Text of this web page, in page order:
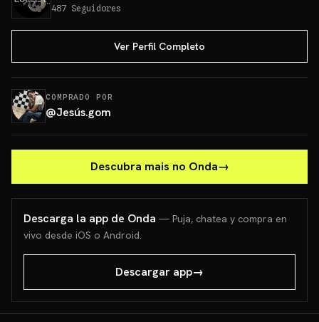
487 Seguidores
Ver Perfil Completo
COMPRADO POR
@Jesús.gom
Descubra mais no Onda→
Descarga la app de Onda — Puja, chatea y compra en
vivo desde iOS o Android.
Descargar app→